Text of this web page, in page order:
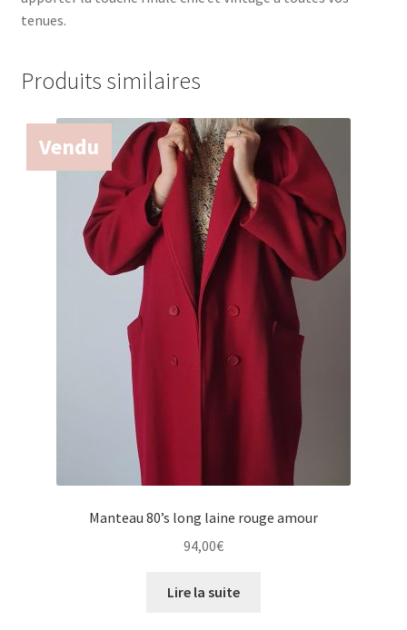
tenues.
Produits similaires
Vendu
Manteau 80’s long laine rouge amour
94,00€
Lire la suite